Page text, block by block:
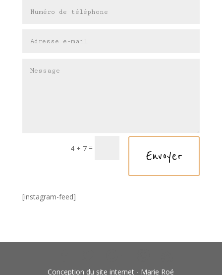
4 + 7 =
Envoyer
[instagram-feed]
Conception du site internet - Marie Roé